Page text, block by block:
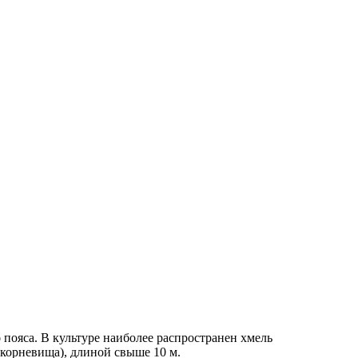
В культуре наиболее распространен хмель
длиной свыше 10 м.